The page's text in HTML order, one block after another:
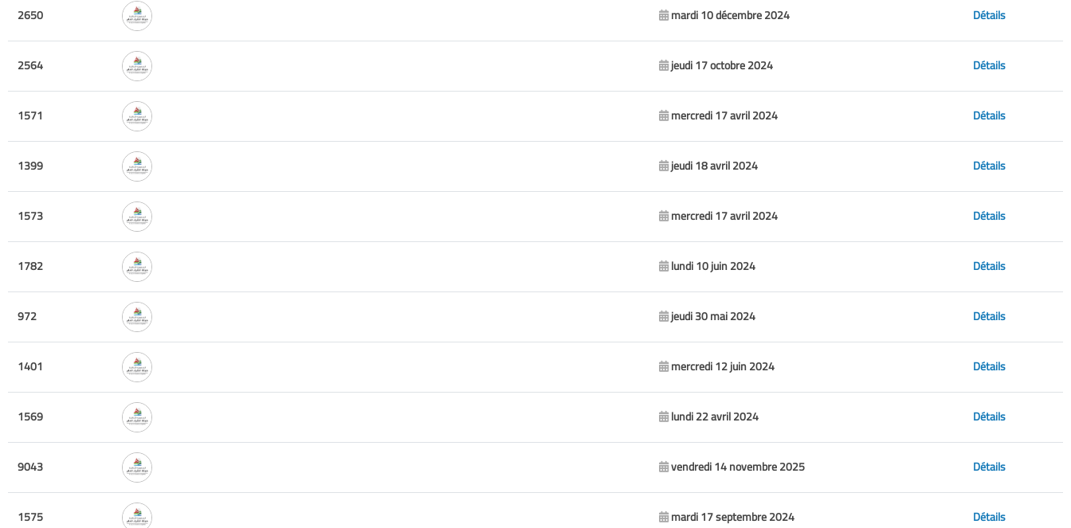
2650 mardi 10 décembre 2024 Détails
2564 jeudi 17 octobre 2024 Détails
1571 mercredi 17 avril 2024 Détails
1399 jeudi 18 avril 2024 Détails
1573 mercredi 17 avril 2024 Détails
1782 lundi 10 juin 2024 Détails
972 jeudi 30 mai 2024 Détails
1401 mercredi 12 juin 2024 Détails
1569 lundi 22 avril 2024 Détails
9043 vendredi 14 novembre 2025 Détails
1575 mardi 17 septembre 2024 Détails